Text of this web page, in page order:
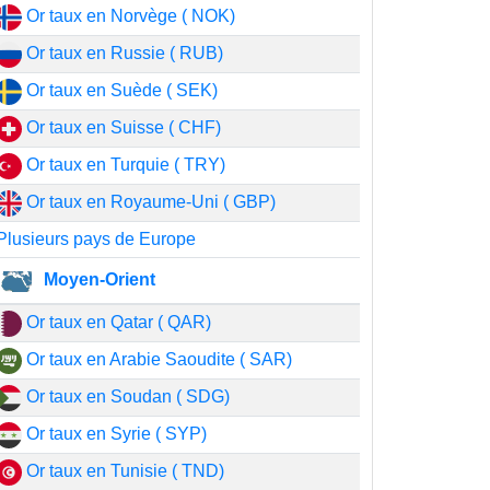
Or taux en Norvège ( NOK)
Or taux en Russie ( RUB)
Or taux en Suède ( SEK)
Or taux en Suisse ( CHF)
Or taux en Turquie ( TRY)
Or taux en Royaume-Uni ( GBP)
pays de Europe
Moyen-Orient
Or taux en Qatar ( QAR)
Or taux en Arabie Saoudite ( SAR)
Or taux en Soudan ( SDG)
Or taux en Syrie ( SYP)
Or taux en Tunisie ( TND)